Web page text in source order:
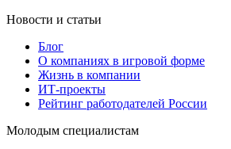
Новости и статьи
Блог
О компаниях в игровой форме
Жизнь в компании
ИТ-проекты
Рейтинг работодателей России
Молодым специалистам